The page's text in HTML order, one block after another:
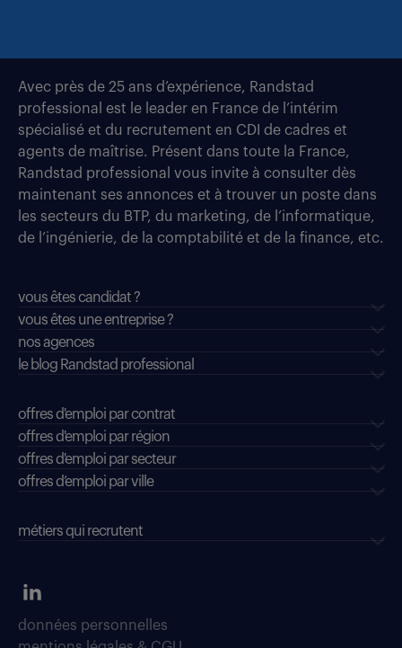
Avec près de 25 ans d’expérience, Randstad
professional est le leader en France de l’intérim
spécialisé et du recrutement en CDI de cadres et
agents de maîtrise. Présent dans toute la France,
Randstad professional vous invite à consulter dès
maintenant ses annonces et à trouver un poste dans
les secteurs du BTP, du marketing, de l’informatique,
de l’ingénierie, de la comptabilité et de la finance, etc.
vous êtes candidat ?
vous êtes une entreprise ?
nos agences
le blog Randstad professional
offres d'emploi par contrat
offres d'emploi par région
offres d'emploi par secteur
offres d’emploi par ville
métiers qui recrutent
données personnelles